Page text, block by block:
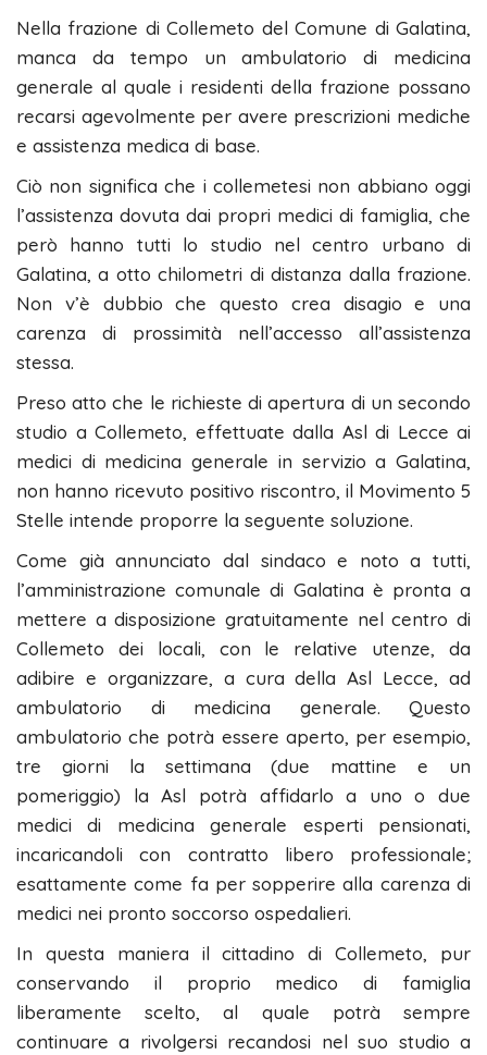
Nella frazione di Collemeto del Comune di Galatina,
manca da tempo un ambulatorio di medicina
generale al quale i residenti della frazione possano
recarsi agevolmente per avere prescrizioni mediche
e assistenza medica di base.
Ciò non significa che i collemetesi non abbiano oggi
l’assistenza dovuta dai propri medici di famiglia, che
però hanno tutti lo studio nel centro urbano di
Galatina, a otto chilometri di distanza dalla frazione.
Non v’è dubbio che questo crea disagio e una
carenza di prossimità nell’accesso all’assistenza
stessa.
Preso atto che le richieste di apertura di un secondo
studio a Collemeto, effettuate dalla Asl di Lecce ai
medici di medicina generale in servizio a Galatina,
non hanno ricevuto positivo riscontro, il Movimento 5
Stelle intende proporre la seguente soluzione.
Come già annunciato dal sindaco e noto a tutti,
l’amministrazione comunale di Galatina è pronta a
mettere a disposizione gratuitamente nel centro di
Collemeto dei locali, con le relative utenze, da
adibire e organizzare, a cura della Asl Lecce, ad
ambulatorio di medicina generale. Questo
ambulatorio che potrà essere aperto, per esempio,
tre giorni la settimana (due mattine e un
pomeriggio) la Asl potrà affidarlo a uno o due
medici di medicina generale esperti pensionati,
incaricandoli con contratto libero professionale;
esattamente come fa per sopperire alla carenza di
medici nei pronto soccorso ospedalieri.
In questa maniera il cittadino di Collemeto, pur
conservando il proprio medico di famiglia
liberamente scelto, al quale potrà sempre
continuare a rivolgersi recandosi nel suo studio a